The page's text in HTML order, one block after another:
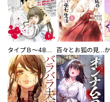
タイプＢ～48時間後、致死率100％～【単話】 百々とお狐の見習い巫女生活【単行本版】